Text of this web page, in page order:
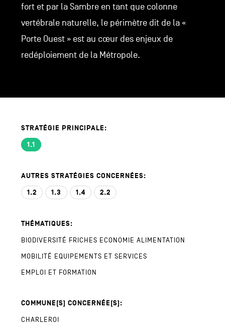
STRATÉGIE PRINCIPALE:
1.1
AUTRES STRATÉGIES CONCERNÉES:
1.2
1.3 1.4 2.2
THÉMATIQUES:
BIODIVERSITÉ FRICHES ECONOMIE ALIMENTATION
MOBILITÉ EQUIPEMENTS ET SERVICES
EMPLOI ET FORMATION
COMMUNE(S) CONCERNÉE(S):
CHARLEROI
fort et par la Sambre en tant que colonne
vertébrale naturelle, le périmètre dit de la «
Porte Ouest » est au cœur des enjeux de
redéploiement de la Métropole.